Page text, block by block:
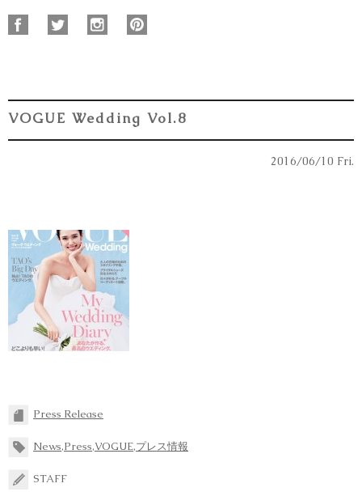
VOGUE Wedding Vol.8
2016/06/10 Fri.
Press Release
News,Press,VOGUE,プレス情報
STAFF